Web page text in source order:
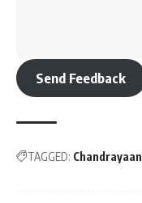
Send Feedback
TAGGED: Chandrayaan